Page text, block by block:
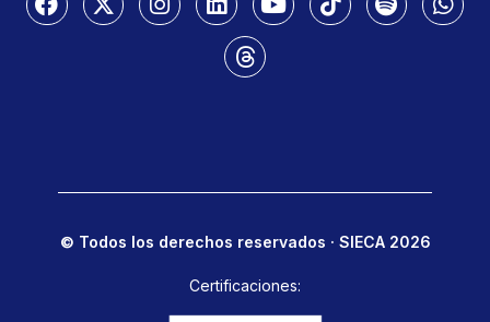
© Todos los derechos reservados · SIECA 2026
Certificaciones: